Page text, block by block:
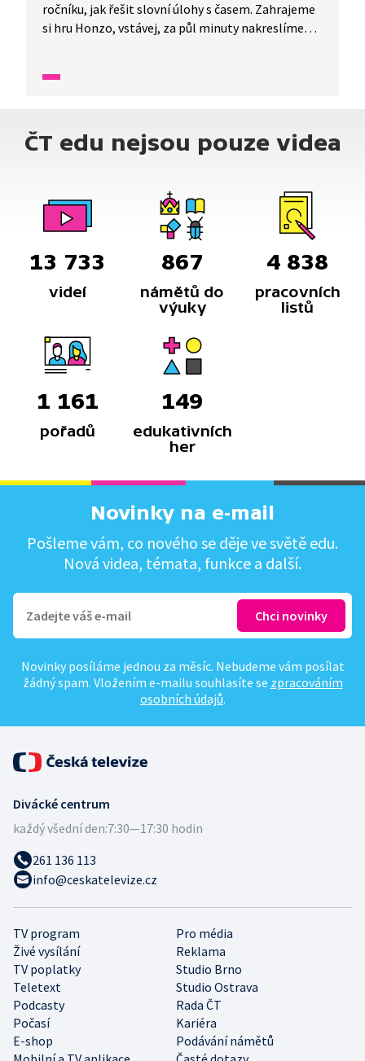
ročníku, jak řešit slovní úlohy s časem. Zahrajeme
si hru Honzo, vstávej, za půl minuty nakreslíme
údaje na hodinách.
ČT edu nejsou pouze videa
13 733
videí
867
námětů do
výuky
4 838
pracovních
listů
1 161
pořadů
149
edukativních
her
Novinky na e-mail
Pošleme vám, co nového se děje ve světě edu.
Nová videa, témata, funkce a další.
Novinky posíláme jednou za měsíc. Nebudeme vám posílat
žádný spam. Vložením e-mailu souhlasíte se zpracováním
osobních údajů.